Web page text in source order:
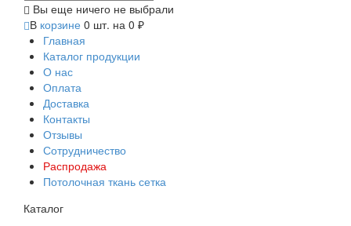
Вы еще ничего не выбрали
В корзине 0 шт. на 0 ₽
Главная
Каталог продукции
О нас
Оплата
Доставка
Контакты
Отзывы
Сотрудничество
Распродажа
Потолочная ткань сетка
Каталог